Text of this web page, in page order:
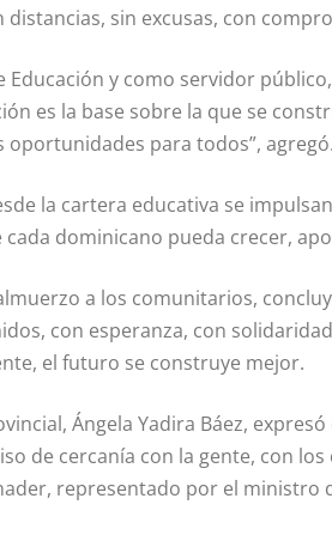
sin excusas, con
Educación y como servidor
es la base sobre la que se
oportunidades para todos”, agregó.
la cartera educativa se
dominicano pueda crecer,
a los comunitarios,
con esperanza, con
el futuro se construye mejor.
Ángela Yadira Báez,
de cercanía con la gente, con
representado por el ministro